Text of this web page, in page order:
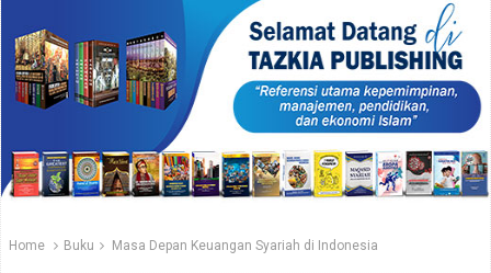
Karakter Anak Muslim Plus : Cinta Lingkungan
Karakter Anak Muslim Plus : Adab Berpakaian
Karakter Anak Muslim Plus : Adab Mandi
Karakter Anak Muslim Plus : Adab Tidur
Karakter Anak Muslim Plus : Adab Makan
Karakter Anak Muslim Plus : Sayang Binatang
Karakter Anak Muslim Plus : Ayo Bermain
Home Buku Masa Depan Keuangan Syariah di Indonesia